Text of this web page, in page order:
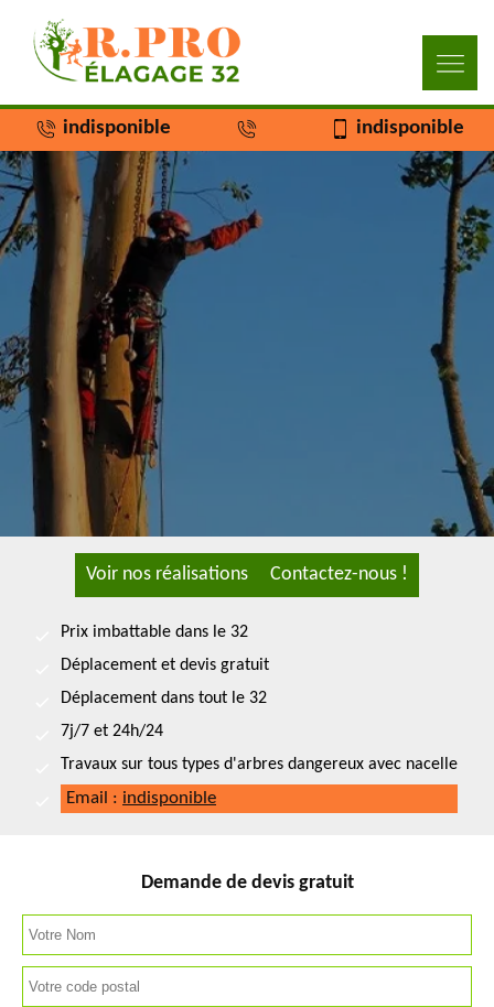
indisponible indisponible
Voir nos réalisations Contactez-nous !
Prix imbattable dans le 32
Déplacement et devis gratuit
Déplacement dans tout le 32
7j/7 et 24h/24
Travaux sur tous types d'arbres dangereux avec nacelle
Email : indisponible
Demande de devis gratuit